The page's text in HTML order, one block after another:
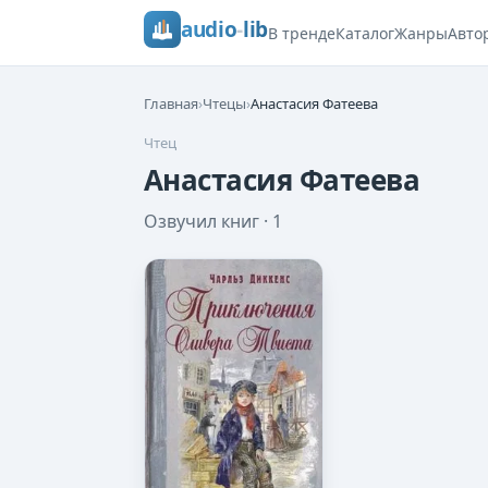
audio-libВ трендеКаталогЖанры
Главная›Чтецы›Анастасия Фатеева
Чтец
Анастасия Фатеева
Озвучил книг · 1